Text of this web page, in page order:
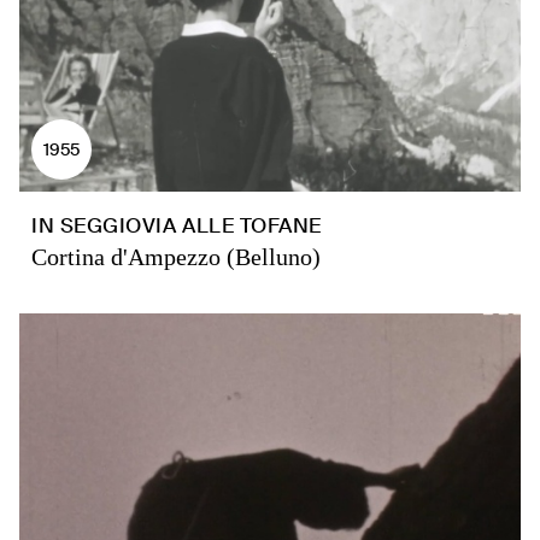
1955
IN SEGGIOVIA ALLE TOFANE
Cortina d'Ampezzo (Belluno)